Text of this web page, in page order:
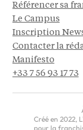
Référencer sa
Le Campus
Inscription
Contacter la
Manifesto
+33 7 56 93 17 73
Créé en 2022,
pour la